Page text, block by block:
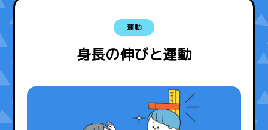
運動
身長の伸びと運動